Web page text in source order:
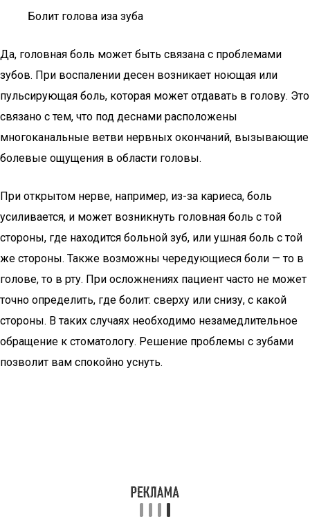
Болит голова иза зуба
Да, головная боль может быть связана с проблемами
зубов. При воспалении десен возникает ноющая или
пульсирующая боль, которая может отдавать в голову. Это
связано с тем, что под деснами расположены
многоканальные ветви нервных окончаний, вызывающие
болевые ощущения в области головы.
При открытом нерве, например, из-за кариеса, боль
усиливается, и может возникнуть головная боль с той
стороны, где находится больной зуб, или ушная боль с той
же стороны. Также возможны чередующиеся боли — то в
голове, то в рту. При осложнениях пациент часто не может
точно определить, где болит: сверху или снизу, с какой
стороны. В таких случаях необходимо незамедлительное
обращение к стоматологу. Решение проблемы с зубами
позволит вам спокойно уснуть.